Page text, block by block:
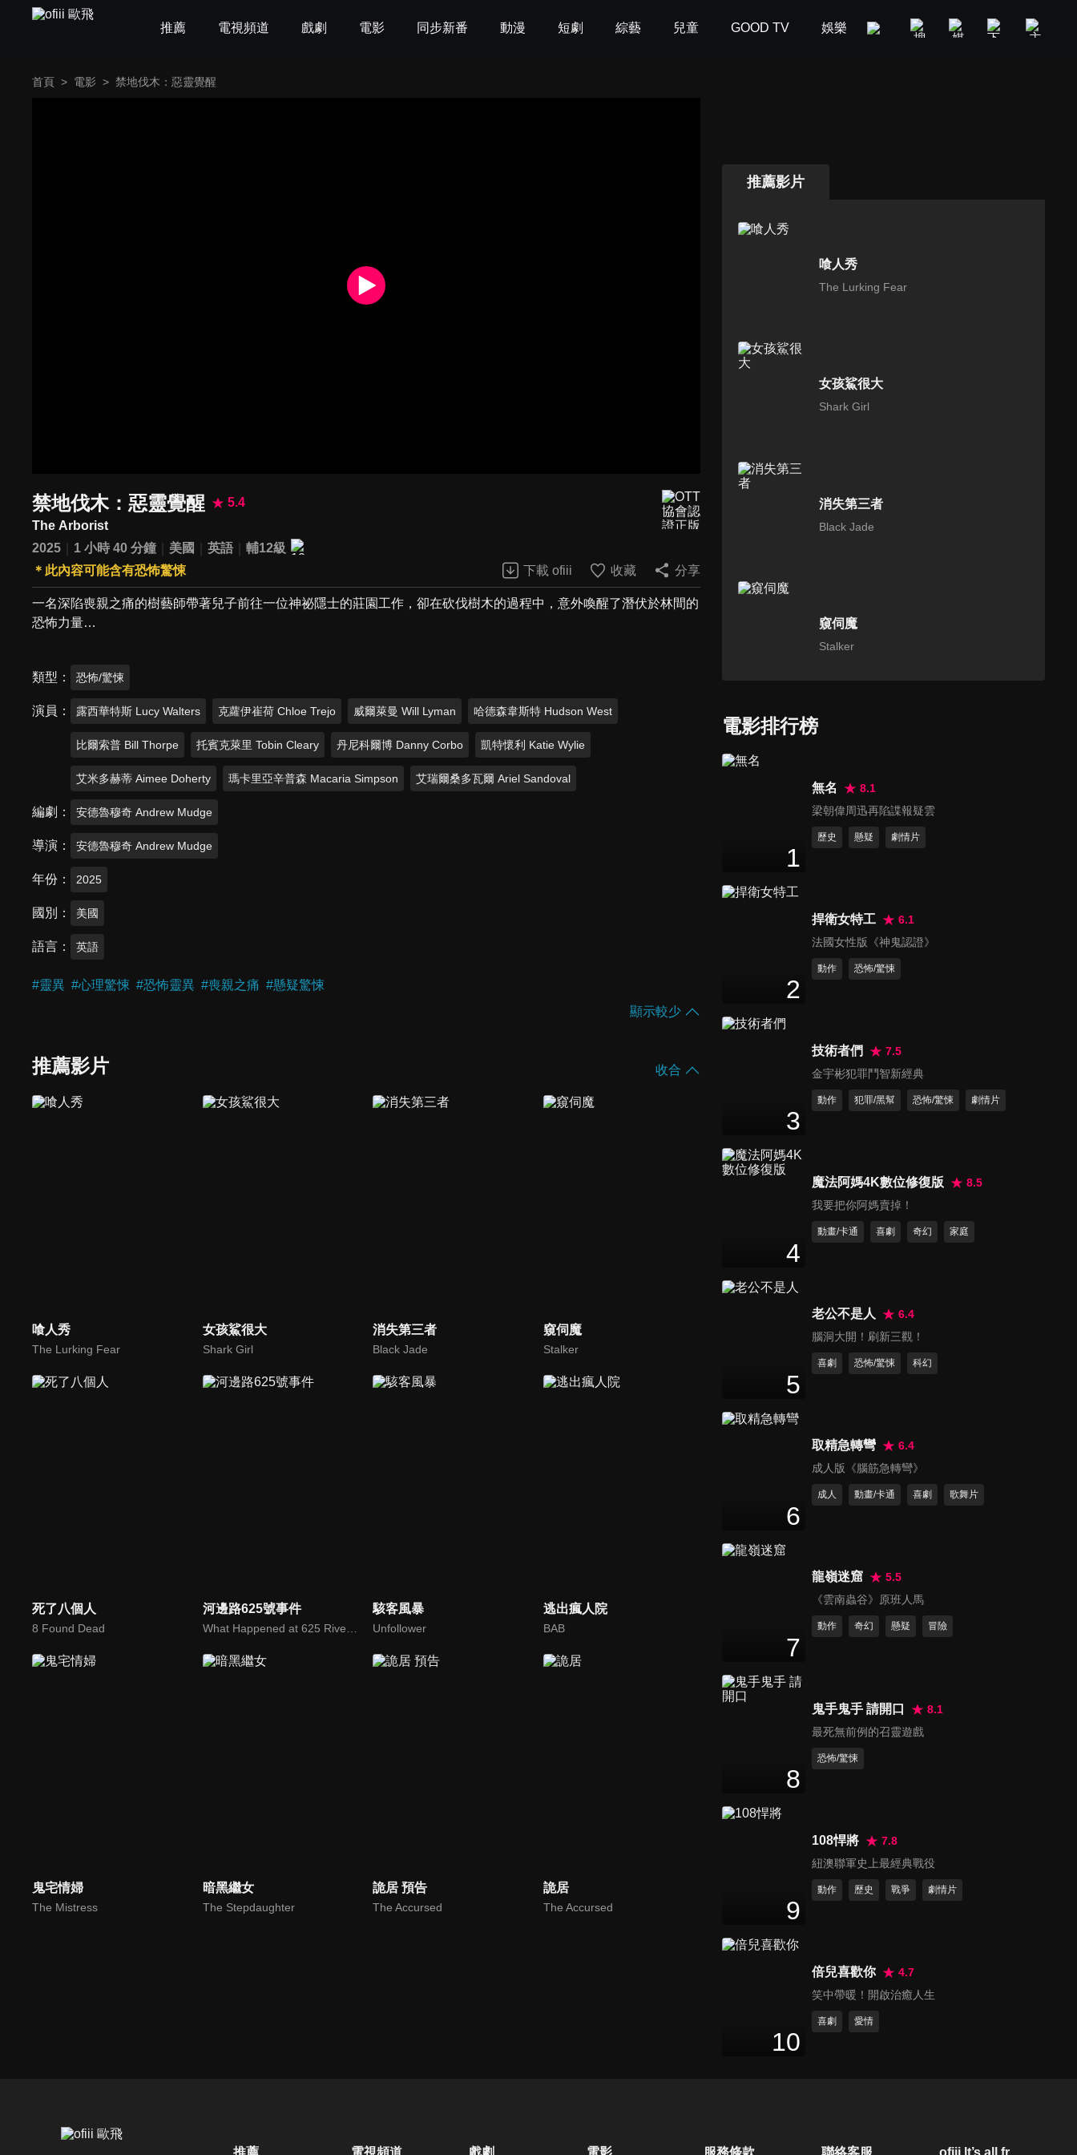
推薦 電視頻道 戲劇 電影 同步新番 動漫 短劇 綜藝 兒童 GOOD TV 娛樂 美食旅遊 新聞政論
首頁 > 電影 > 禁地伐木：惡靈覺醒
禁地伐木：惡靈覺醒
5.4
The Arborist
2025
1 小時 40 分鐘 美國 英語
輔12級
＊此內容可能含有恐怖驚悚
下載 ofiii 收藏 分享
一名深陷喪親之痛的樹藝師帶著兒子前往一位神祕隱士的莊園工作，卻在砍伐樹木的過程中，意外喚醒了潛伏於林間的
恐怖力量…
類型 恐怖/驚悚
演員 露西華特斯 Lucy Walters 克蘿伊崔荷 Chloe Trejo 威爾萊曼 Will Lyman 哈德森韋斯特 Hudson West
比爾索普 Bill Thorpe 托賓克萊里 Tobin Cleary 丹尼科爾博 Danny Corbo 凱特懷利 Katie Wylie
艾米多赫蒂 Aimee Doherty 瑪卡里亞辛普森 Macaria Simpson 艾瑞爾桑多瓦爾 Ariel Sandoval
編劇 安德魯穆奇 Andrew Mudge
導演 安德魯穆奇 Andrew Mudge
年份 2025
國別 美國
語言 英語
#靈異 #心理驚悚 #恐怖靈異 #喪親之痛 #懸疑驚悚
顯示較少
推薦影片 收合
喰人秀
The Lurking Fear
女孩鯊很大
Shark Girl
消失第三者
Black Jade
窺伺魔
Stalker
死了八個人
8 Found Dead
河邊路625號事件 駭客風暴
Unfollower
逃出瘋人院
BAB
鬼宅情婦
The Mistress
暗黑繼女
The Stepdaughter
詭居 預告
The Accursed
詭居
The Accursed
推薦影片
喰人秀
The Lurking Fear
女孩鯊很大
Shark Girl
消失第三者
Black Jade
窺伺魔
Stalker
逃出瘋人院
暗黑繼女
The Stepdaughter
詭居 預告
詭居
The Accursed
電影排行榜
1
無名
8.1
梁朝偉周迅再陷諜報疑雲
歷史 懸疑 劇情片
2
捍衛女特工
6.1
法國女性版《神鬼認證》
動作 恐怖/驚悚
3
技術者們
7.5
金宇彬犯罪鬥智新經典
動作 犯罪/黑幫 恐怖/驚悚 劇情片
4
魔法阿媽4K數位修復版
8.5
我要把你阿媽賣掉！
動畫/卡通 喜劇 奇幻 家庭
5
老公不是人
6.4
腦洞大開！刷新三觀！
喜劇 恐怖/驚悚 科幻
6
取精急轉彎
6.4
成人版《腦筋急轉彎》
成人 動畫/卡通 喜劇 歌舞片
7
龍嶺迷窟
5.5
《雲南蟲谷》原班人馬
動作 奇幻 懸疑 冒險
8
鬼手鬼手 請開口
8.1
最死無前例的召靈遊戲
恐怖/驚悚
9
108悍將
7.8
紐澳聯軍史上最經典戰役
動作 歷史 戰爭 劇情片
10
倍兒喜歡你
4.7
笑中帶暖！開啟治癒人生
喜劇 愛情
推薦 電視頻道 戲劇 電影 服務條款 聯絡客服